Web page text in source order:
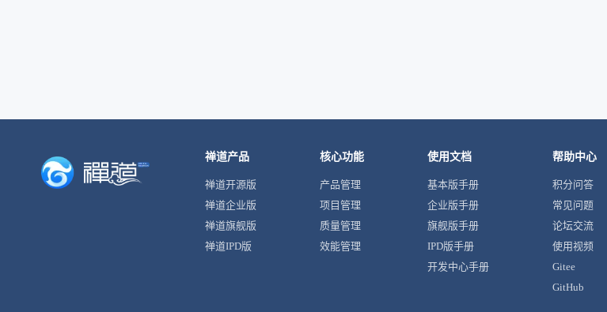
禅道产品
禅道开源版
禅道企业版
禅道旗舰版
禅道IPD版
核心功能
产品管理
项目管理
质量管理
效能管理
使用文档
基本版手册
企业版手册
旗舰版手册
IPD版手册
开发中心手册
帮助中心
积分问答
常见问题
论坛交流
使用视频
Gitee
GitHub